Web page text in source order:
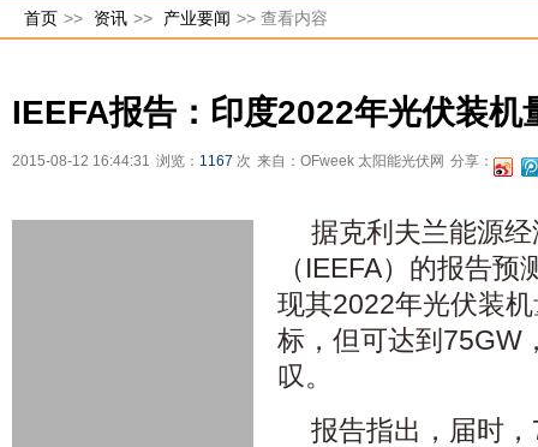
首页 >> 资讯 >> 产业要闻 >> 查看内容
IEEFA报告：印度2022年光伏装机
2015-08-12 16:44:31 浏览： 1167 次 来自：OFweek 太阳能光伏网 分享：
据克利夫兰能源
（IEEFA）的报告
现其2022年光伏装
标，但可达到75GW
叹。
报告指出，届时